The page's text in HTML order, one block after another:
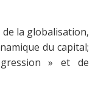
la globalisation,
du capital;
» et de